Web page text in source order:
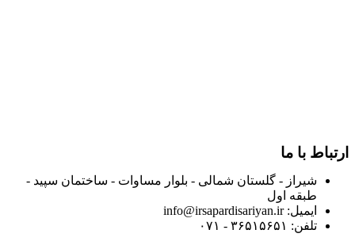
ارتباط با ما
شیراز - گلستان شمالی - بلوار مساوات - ساختمان سپید -
طبقه اول
ایمیل: info@irsapardisariyan.ir
تلفن: ۳۶۵۱۵۶۵۱ - ۰۷۱